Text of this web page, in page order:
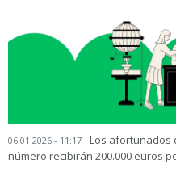
06.01.2026 - 11:17
Los afortunados
número recibirán 200.000 euros